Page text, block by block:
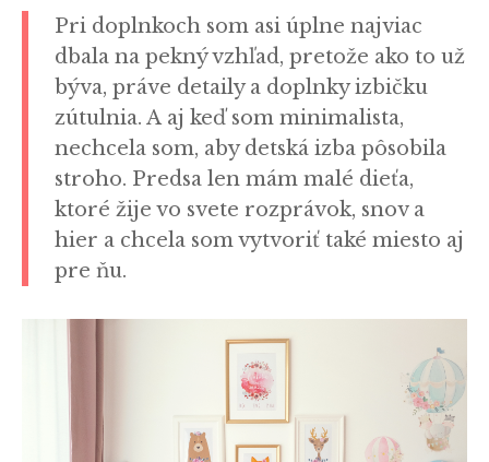
Pri doplnkoch som asi úplne najviac
dbala na pekný vzhľad, pretože ako to už
býva, práve detaily a doplnky izbičku
zútulnia. A aj keď som minimalista,
nechcela som, aby detská izba pôsobila
stroho. Predsa len mám malé dieťa,
ktoré žije vo svete rozprávok, snov a
hier a chcela som vytvoriť také miesto aj
pre ňu.